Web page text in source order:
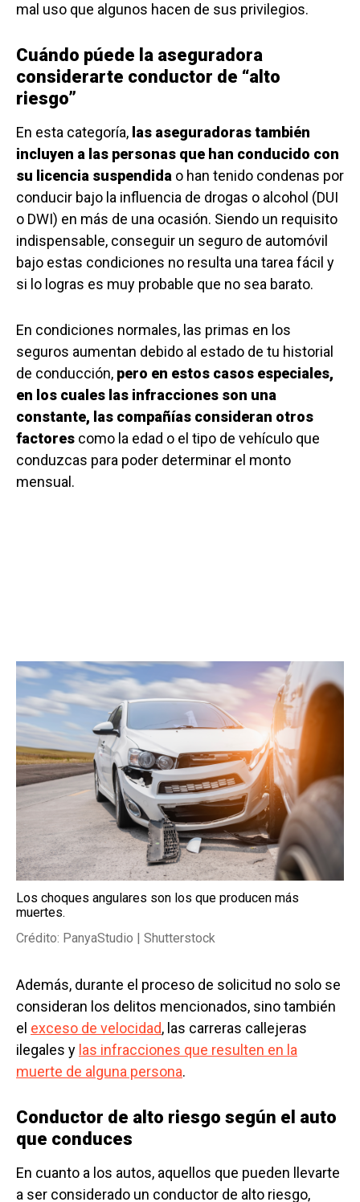
mal uso que algunos hacen de sus privilegios.
Cuándo púede la aseguradora
considerarte conductor de “alto
riesgo”
En esta categoría, las aseguradoras también
incluyen a las personas que han conducido con
su licencia suspendida o han tenido condenas por
conducir bajo la influencia de drogas o alcohol (DUI
o DWI) en más de una ocasión. Siendo un requisito
indispensable, conseguir un seguro de automóvil
bajo estas condiciones no resulta una tarea fácil y
si lo logras es muy probable que no sea barato.
En condiciones normales, las primas en los
seguros aumentan debido al estado de tu historial
de conducción, pero en estos casos especiales,
en los cuales las infracciones son una
constante, las compañías consideran otros
factores como la edad o el tipo de vehículo que
conduzcas para poder determinar el monto
mensual.
Los choques angulares son los que producen más
muertes.
Crédito: PanyaStudio | Shutterstock
Además, durante el proceso de solicitud no solo se
consideran los delitos mencionados, sino también
el exceso de velocidad, las carreras callejeras
ilegales y las infracciones que resulten en la
muerte de alguna persona.
Conductor de alto riesgo según el auto
que conduces
En cuanto a los autos, aquellos que pueden llevarte
a ser considerado un conductor de alto riesgo,